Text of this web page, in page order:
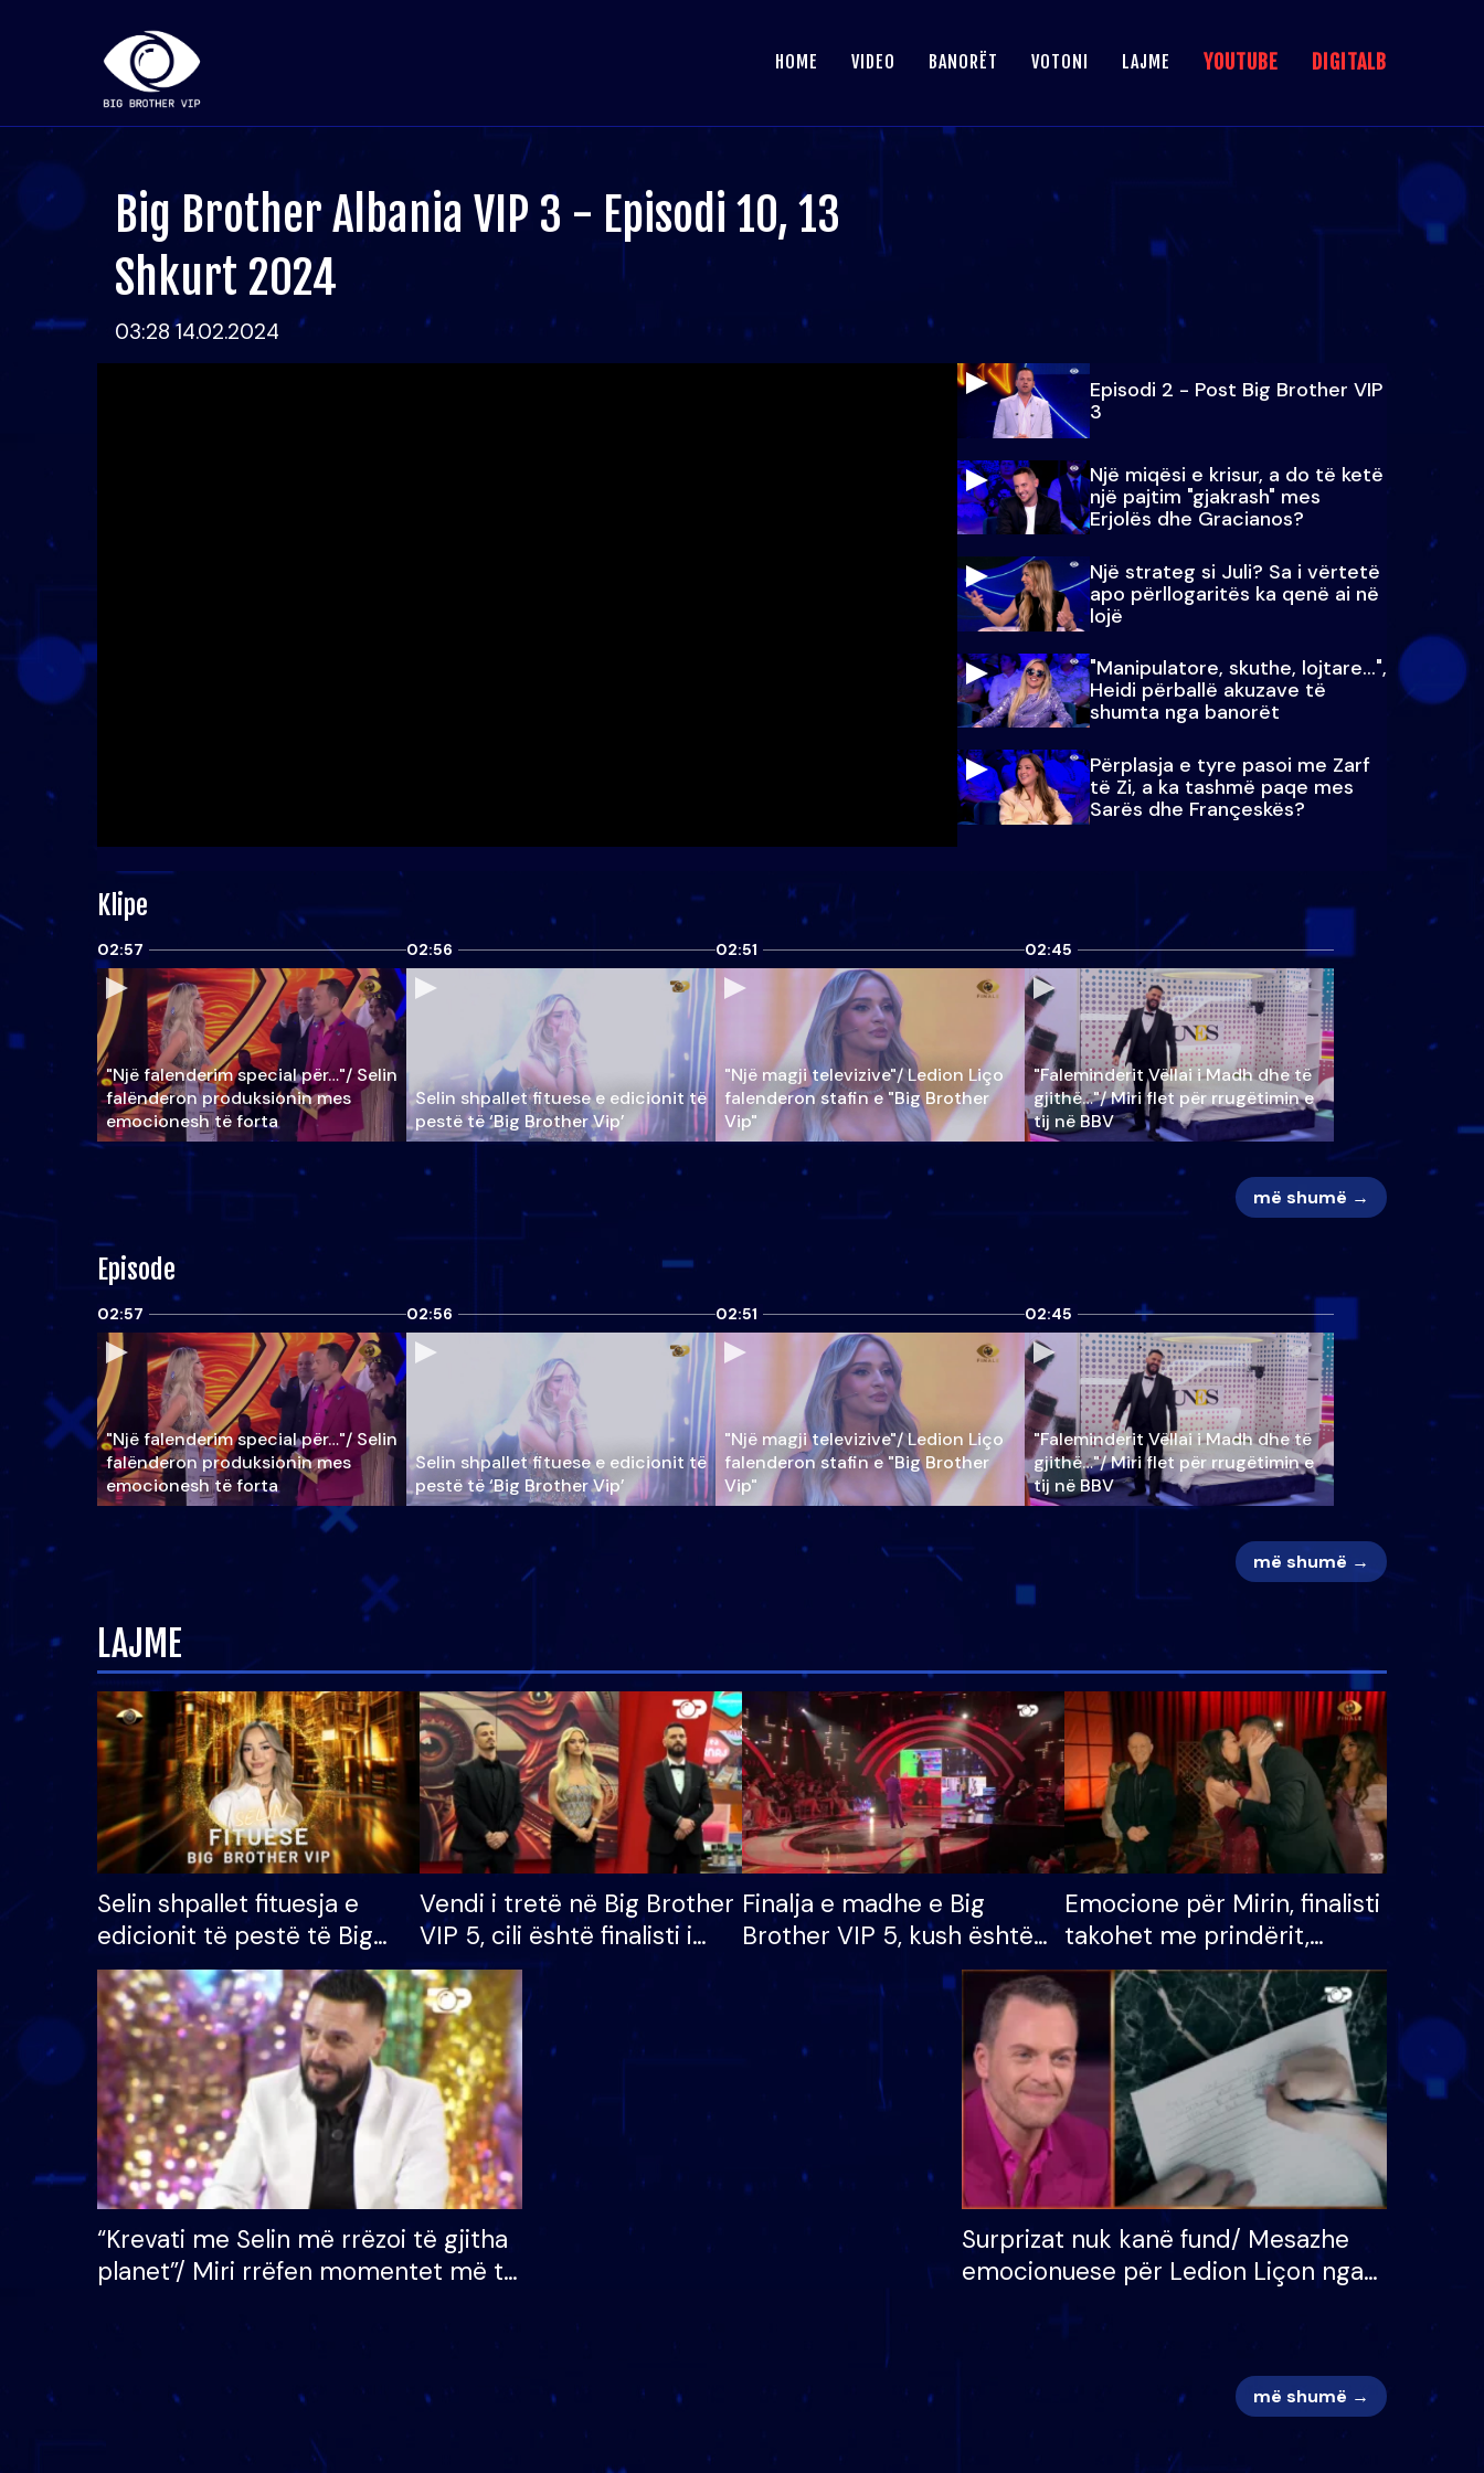
HOME VIDEO BANORËT VOTONI LAJME YOUTUBE DIGITALB
Big Brother Albania VIP 3 - Episodi 10, 13
Shkurt 2024
03:28 14.02.2024
Episodi 2 - Post Big Brother VIP
3
Një miqësi e krisur, a do të ketë
një pajtim "gjakrash" mes
Erjolës dhe Gracianos?
Një strateg si Juli? Sa i vërtetë
apo përllogaritës ka qenë ai në
lojë
"Manipulatore, skuthe, lojtare...",
Heidi përballë akuzave të
shumta nga banorët
Përplasja e tyre pasoi me Zarf
të Zi, a ka tashmë paqe mes
Sarës dhe Françeskës?
Klipe
02:57
"Një falenderim special për…"/ Selin
falënderon produksionin mes
emocionesh të forta
02:56
Selin shpallet fituese e edicionit të
pestë të ‘Big Brother Vip’
02:51
"Një magji televizive"/ Ledion Liço
falenderon stafin e "Big Brother
Vip"
02:45
"Faleminderit Vëllai i Madh dhe të
gjithë…"/ Miri flet për rrugëtimin e
tij në BBV
më shumë →
Episode
02:57
"Një falenderim special për…"/ Selin
falënderon produksionin mes
emocionesh të forta
02:56
Selin shpallet fituese e edicionit të
pestë të ‘Big Brother Vip’
02:51
"Një magji televizive"/ Ledion Liço
falenderon stafin e "Big Brother
Vip"
02:45
"Faleminderit Vëllai i Madh dhe të
gjithë…"/ Miri flet për rrugëtimin e
tij në BBV
më shumë →
LAJME
Selin shpallet fituesja e
edicionit të pestë të Big
Brother VIP, rrëmben
çmimin e madh prej 100
mijë eurosh
Vendi i tretë në Big Brother
VIP 5, cili është finalisti i
radhës që lë shtëpinë
Finalja e madhe e Big
Brother VIP 5, kush është
banori i parë që lë shtëpinë
dhe humb mundësinë për
të fituar çmimin e madh
Emocione për Mirin, finalisti
takohet me prindërit,
vajzën dhe bashkëshorten:
S’kemi ndonjë letër divorci
apo jo?
“Krevati me Selin më rrëzoi të gjitha
planet”/ Miri rrëfen momentet më të
mungojë zilja e mëngjesit kur…
Surprizat nuk kanë fund/ Mesazhe
emocionuese për Ledion Liçon nga
më shumë →